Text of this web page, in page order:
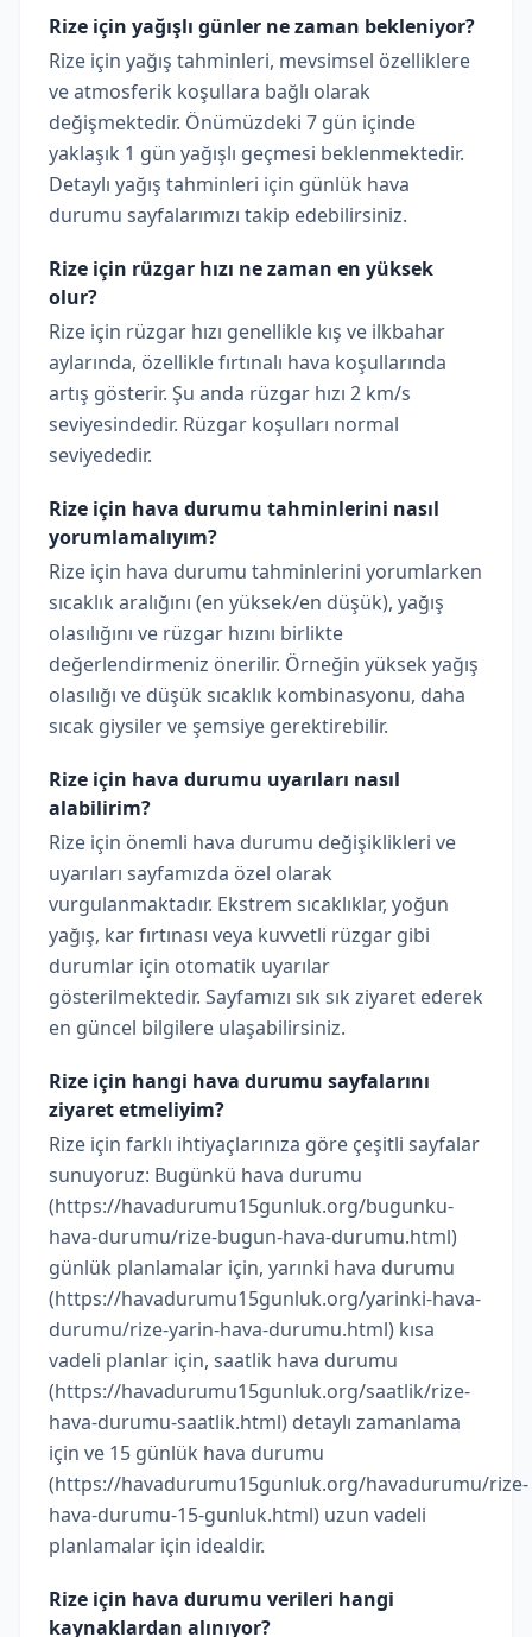
Rize için yağışlı günler ne zaman bekleniyor?
Rize için yağış tahminleri, mevsimsel özelliklere
ve atmosferik koşullara bağlı olarak
değişmektedir. Önümüzdeki 7 gün içinde
yaklaşık 1 gün yağışlı geçmesi beklenmektedir.
Detaylı yağış tahminleri için günlük hava
durumu sayfalarımızı takip edebilirsiniz.
Rize için rüzgar hızı ne zaman en yüksek
olur?
Rize için rüzgar hızı genellikle kış ve ilkbahar
aylarında, özellikle fırtınalı hava koşullarında
artış gösterir. Şu anda rüzgar hızı 2 km/s
seviyesindedir. Rüzgar koşulları normal
seviyededir.
Rize için hava durumu tahminlerini nasıl
yorumlamalıyım?
Rize için hava durumu tahminlerini yorumlarken
sıcaklık aralığını (en yüksek/en düşük), yağış
olasılığını ve rüzgar hızını birlikte
değerlendirmeniz önerilir. Örneğin yüksek yağış
olasılığı ve düşük sıcaklık kombinasyonu, daha
sıcak giysiler ve şemsiye gerektirebilir.
Rize için hava durumu uyarıları nasıl
alabilirim?
Rize için önemli hava durumu değişiklikleri ve
uyarıları sayfamızda özel olarak
vurgulanmaktadır. Ekstrem sıcaklıklar, yoğun
yağış, kar fırtınası veya kuvvetli rüzgar gibi
durumlar için otomatik uyarılar
gösterilmektedir. Sayfamızı sık sık ziyaret ederek
en güncel bilgilere ulaşabilirsiniz.
Rize için hangi hava durumu sayfalarını
ziyaret etmeliyim?
Rize için farklı ihtiyaçlarınıza göre çeşitli sayfalar
sunuyoruz: Bugünkü hava durumu
(https://havadurumu15gunluk.org/bugunku-
hava-durumu/rize-bugun-hava-durumu.html)
günlük planlamalar için, yarınki hava durumu
(https://havadurumu15gunluk.org/yarinki-hava-
durumu/rize-yarin-hava-durumu.html) kısa
vadeli planlar için, saatlik hava durumu
(https://havadurumu15gunluk.org/saatlik/rize-
hava-durumu-saatlik.html) detaylı zamanlama
için ve 15 günlük hava durumu
(https://havadurumu15gunluk.org/havadurumu/rize-
hava-durumu-15-gunluk.html) uzun vadeli
planlamalar için idealdir.
Rize için hava durumu verileri hangi
kaynaklardan alınıyor?